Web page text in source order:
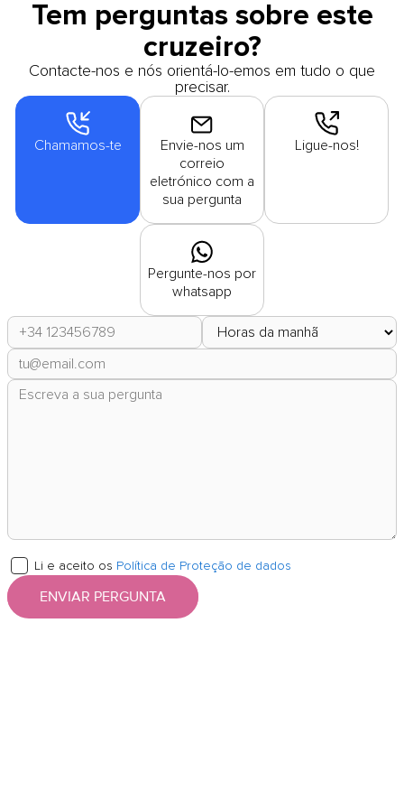
Tem perguntas sobre este
cruzeiro?
Contacte-nos e nós orientá-lo-emos em tudo o que
precisar.
Chamamos-te
Envie-nos um
correio
eletrónico com a
sua pergunta
Ligue-nos!
Pergunte-nos por
whatsapp
Li e aceito os Política de Proteção de dados
ENVIAR PERGUNTA